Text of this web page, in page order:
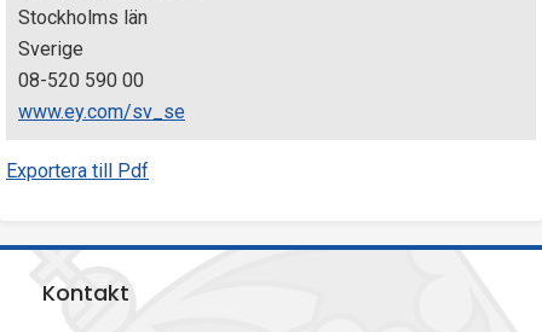
Stockholms län
Sverige
08-520 590 00
www.ey.com/sv_se
Exportera till Pdf
Kontakt